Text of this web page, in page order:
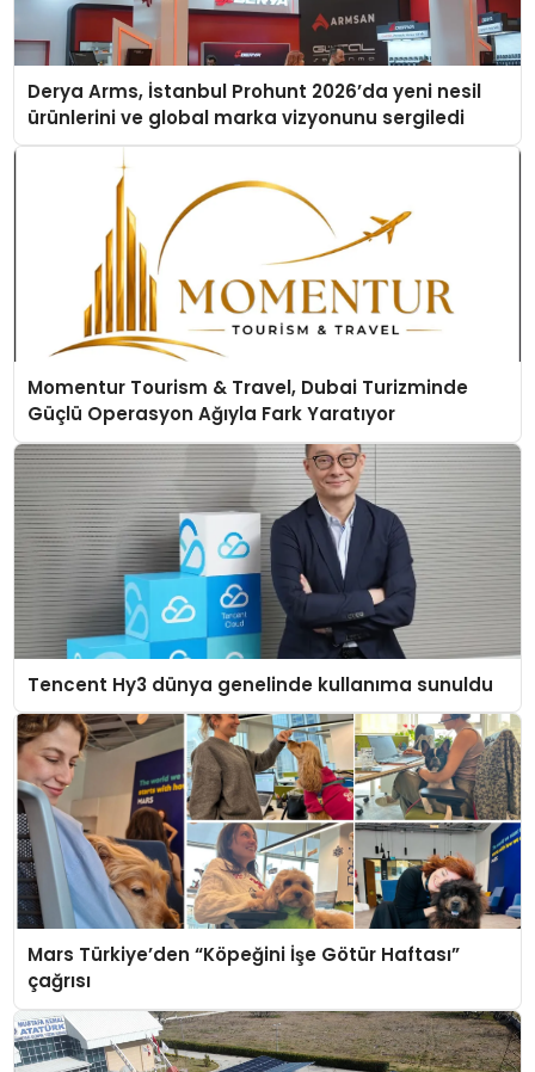
Derya Arms, İstanbul Prohunt 2026’da yeni nesil
ürünlerini ve global marka vizyonunu sergiledi
Momentur Tourism & Travel, Dubai Turizminde
Güçlü Operasyon Ağıyla Fark Yaratıyor
Tencent Hy3 dünya genelinde kullanıma sunuldu
Mars Türkiye’den “Köpeğini İşe Götür Haftası”
çağrısı